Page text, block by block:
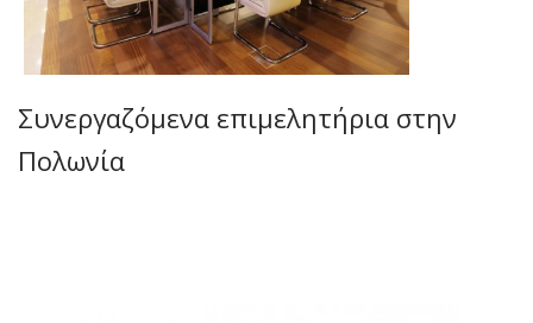
Συνεργαζόμενα επιμελητήρια στην
Πολωνία